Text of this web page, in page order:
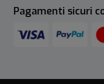
Pagamenti sicuri